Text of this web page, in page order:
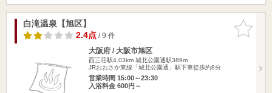
お気に入
りに追加
白滝温泉【旭区】
2.4点/ 9 件
大阪府 / 大阪市旭区
西三荘駅4.03km 城北公園通駅389m
JRおおさか東線「城北公園通」駅下車徒歩約8分
営業時間 15:00～23:30
入浴料金 600円～